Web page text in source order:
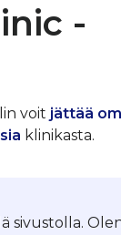
-
voit jättää
klinikasta.
sivustolla.